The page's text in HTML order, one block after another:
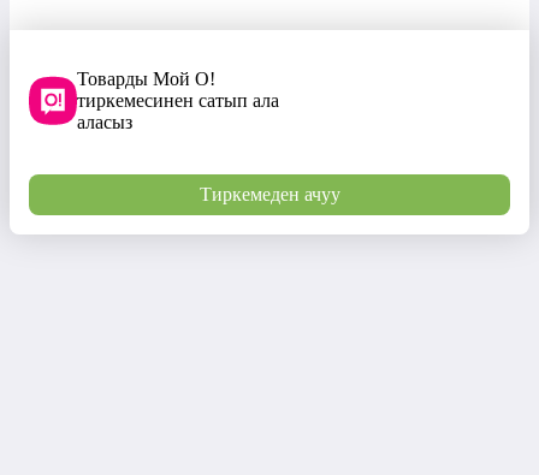
Товарды Мой О!
тиркемесинен сатып ала
аласыз
Тиркемеден ачуу